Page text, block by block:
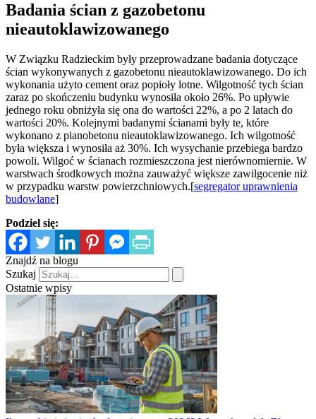
Badania ścian z gazobetonu
nieautoklawizowanego
W Związku Radzieckim były przeprowadzane badania dotyczące
ścian wykonywanych z gazobetonu nieautoklawizowanego. Do ich
wykonania użyto cement oraz popioły lotne. Wilgotność tych ścian
zaraz po skończeniu budynku wynosiła około 26%. Po upływie
jednego roku obniżyła się ona do wartości 22%, a po 2 latach do
wartości 20%. Kolejnymi badanymi ścianami były te, które
wykonano z pianobetonu nieautoklawizowanego. Ich wilgotność
była większa i wynosiła aż 30%. Ich wysychanie przebiega bardzo
powoli. Wilgoć w ścianach rozmieszczona jest nierównomiernie. W
warstwach środkowych można zauważyć większe zawilgocenie niż
w przypadku warstw powierzchniowych.[segregator uprawnienia
budowlane]
Podziel się:
Znajdź na blogu
Szukaj
Ostatnie wpisy